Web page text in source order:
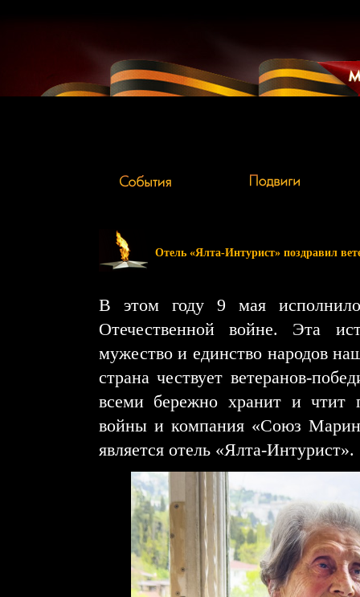
Отель «Ялта-Интурист» поздравил
В этом году 9 мая
Отечественной войне. Эта
мужество и единство народов
страна чествует ветеранов-
всеми бережно хранит и чтит
войны и компания «Союз
является отель «Ялта-Интурист».